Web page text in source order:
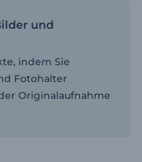
und
indem Sie
Fotohalter
Originalaufnahme